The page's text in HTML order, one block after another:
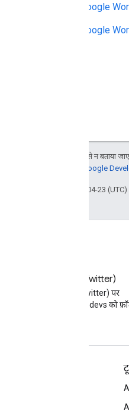
Google
Google
जब तक कुछ अलग से न बताया
Google
आखिरी बार 2026-04-23
X (Twitter)
X (Twitter) पर
@workspacedevs को